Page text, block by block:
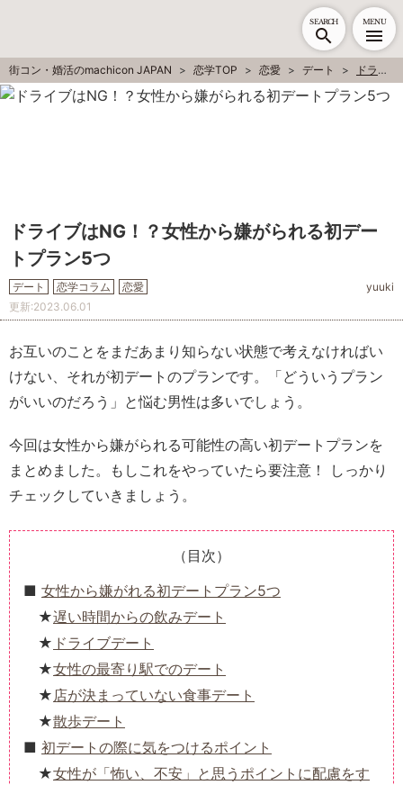
SEARCH MENU
街コン・婚活のmachicon JAPAN 恋学TOP 恋愛 デート ドライブはNG！？女性から嫌がられる初デートプラン5つ
ドライブはNG！？女性から嫌がられる初デー
トプラン5つ
デート 恋学コラム 恋愛
yuuki
更新:2023.06.01
お互いのことをまだあまり知らない状態で考えなければい
けない、それが初デートのプランです。「どういうプラン
がいいのだろう」と悩む男性は多いでしょう。
今回は女性から嫌がられる可能性の高い初デートプランを
まとめました。もしこれをやっていたら要注意！ しっかり
チェックしていきましょう。
（目次）
女性から嫌がれる初デートプラン5つ
遅い時間からの飲みデート
ドライブデート
女性の最寄り駅でのデート
店が決まっていない食事デート
散歩デート
初デートの際に気をつけるポイント
女性が「怖い、不安」と思うポイントに配慮をす